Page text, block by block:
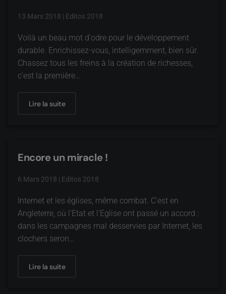
13 Mars 2018 | Editos 2018
Voilà un beau mot d'odre pour le développement
durable. Enrichissez-vous, intelligemment, bien sûr.
Chassez tous les freins à la création de richesses,
c'est la première…
Lire la suite
Encore un miracle !
6 Mars 2018 | Editos 2018
Internet et les églises, même combat. C'est en
Angleterre, où l'Etat et l'Eglise ont passé un accord :
dans les campagnes mal desservies par Internet, les
clochers seron…
Lire la suite